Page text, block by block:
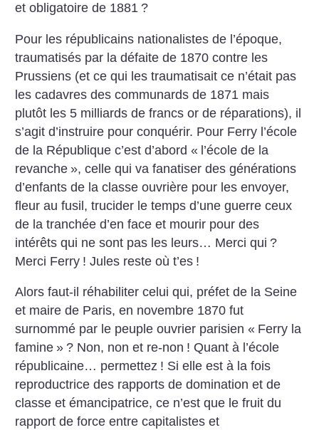
et obligatoire de 1881 ?
Pour les républicains nationalistes de l’époque,
traumatisés par la défaite de 1870 contre les
Prussiens (et ce qui les traumatisait ce n’était pas
les cadavres des communards de 1871 mais
plutôt les 5 milliards de francs or de réparations), il
s’agit d’instruire pour conquérir. Pour Ferry l’école
de la République c’est d’abord « l’école de la
revanche », celle qui va fanatiser des générations
d’enfants de la classe ouvrière pour les envoyer,
fleur au fusil, trucider le temps d’une guerre ceux
de la tranchée d’en face et mourir pour des
intérêts qui ne sont pas les leurs… Merci qui ?
Merci Ferry ! Jules reste où t’es !
Alors faut-il réhabiliter celui qui, préfet de la Seine
et maire de Paris, en novembre 1870 fut
surnommé par le peuple ouvrier parisien « Ferry la
famine » ? Non, non et re-non ! Quant à l’école
républicaine… permettez ! Si elle est à la fois
reproductrice des rapports de domination et de
classe et émancipatrice, ce n’est que le fruit du
rapport de force entre capitalistes et